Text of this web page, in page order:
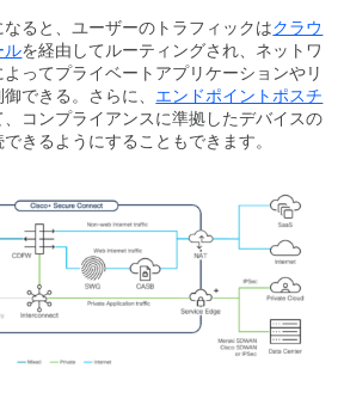
なると、ユーザーのトラフィックはクラウ
ルを経由してルーティングされ、ネットワ
ってプライベートアプリケーションやリ
できる。さらに、 エンドポイントポスチ
、コンプライアンスに準拠したデバイスの
きるようにすることもできます。